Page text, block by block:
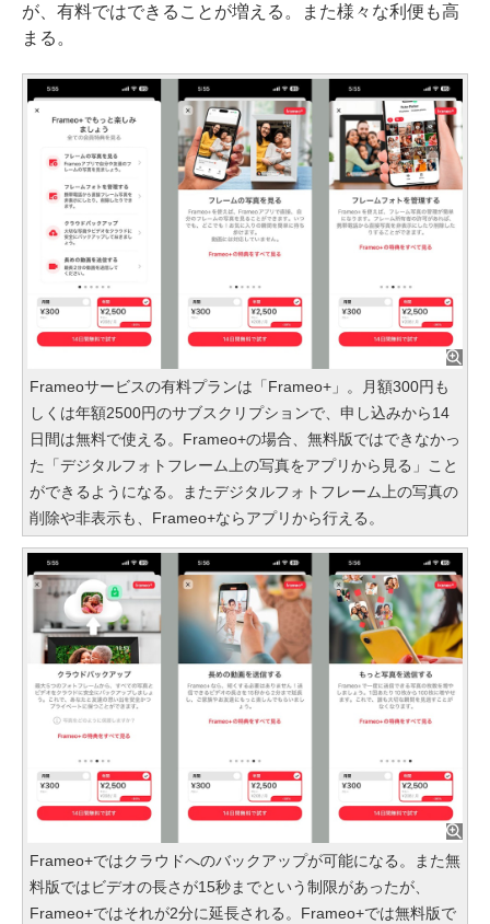
が、有料ではできることが増える。また様々な利便も高
まる。
Frameoサービスの有料プランは「Frameo+」。月額300円も
しくは年額2500円のサブスクリプションで、申し込みから14
日間は無料で使える。Frameo+の場合、無料版ではできなかっ
た「デジタルフォトフレーム上の写真をアプリから見る」こと
ができるようになる。またデジタルフォトフレーム上の写真の
削除や非表示も、Frameo+ならアプリから行える。
Frameo+ではクラウドへのバックアップが可能になる。また無
料版ではビデオの長さが15秒までという制限があったが、
Frameo+ではそれが2分に延長される。Frameo+では無料版で